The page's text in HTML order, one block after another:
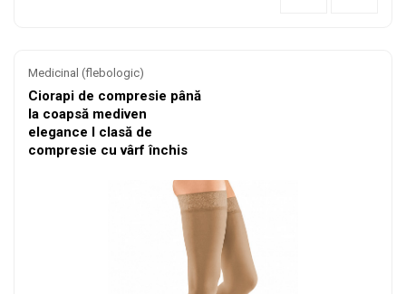
Medicinal (flebologic)
Ciorapi de compresie până
la coapsă mediven
elegance I clasă de
compresie cu vârf închis